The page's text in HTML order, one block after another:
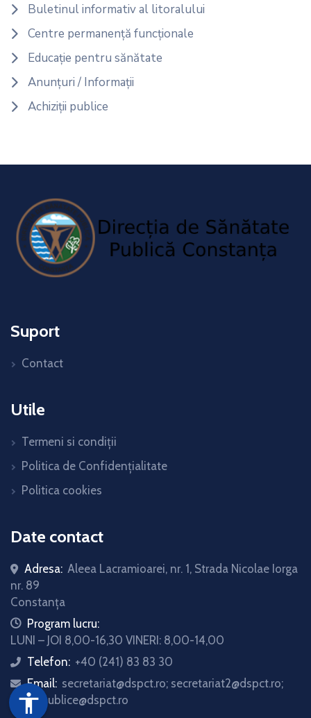
accessibility
Buletinul informativ al litoralului
Centre permanență funcționale
Educație pentru sănătate
Anunțuri / Informații
Achiziții publice
Suport
Contact
Utile
Termeni si condiții
Politica de Confidențialitate
Politica cookies
Date contact
Adresa: Aleea Lacramioarei, nr. 1, Strada Nicolae Iorga
nr. 89
Constanța
iconProgram lucru:
LUNI – JOI 8,00-16,30 VINERI: 8,00-14,00
icon
Telefon: +40 (241) 83 83 30
icon
Email: secretariat@dspct.ro; secretariat2@dspct.ro;
relatii.publice@dspct.ro